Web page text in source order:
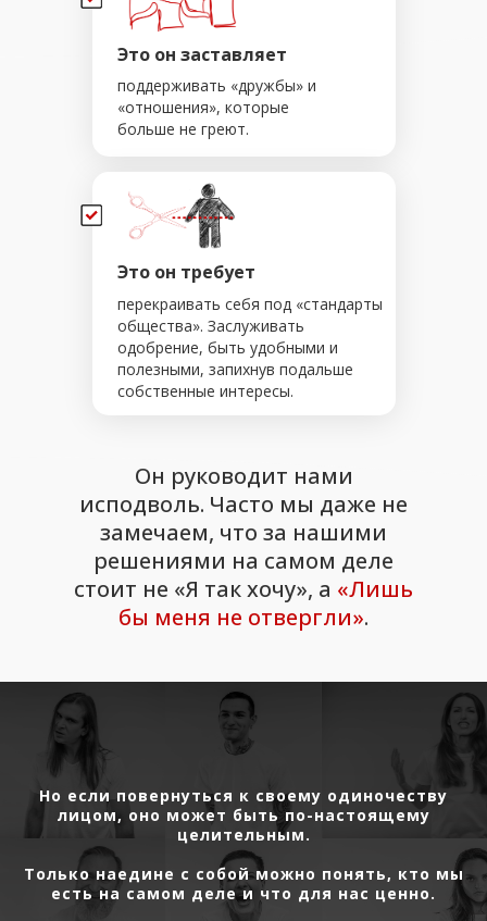
Он руководит нами
исподволь. Часто мы даже не
замечаем, что за нашими
решениями на самом деле
стоит не «Я так хочу», а «Лишь
бы меня не отвергли».
Это он заставляет
Это он требует
поддерживать «дружбы» и
«отношения», которые
больше не греют.
перекраивать себя под «стандарты
общества». Заслуживать
одобрение, быть удобными и
полезными, запихнув подальше
собственные интересы.
Но если повернуться к своему одиночеству
лицом, оно может быть по-настоящему
целительным.
Только наедине с собой можно понять, кто мы
есть на самом деле и что для нас ценно.